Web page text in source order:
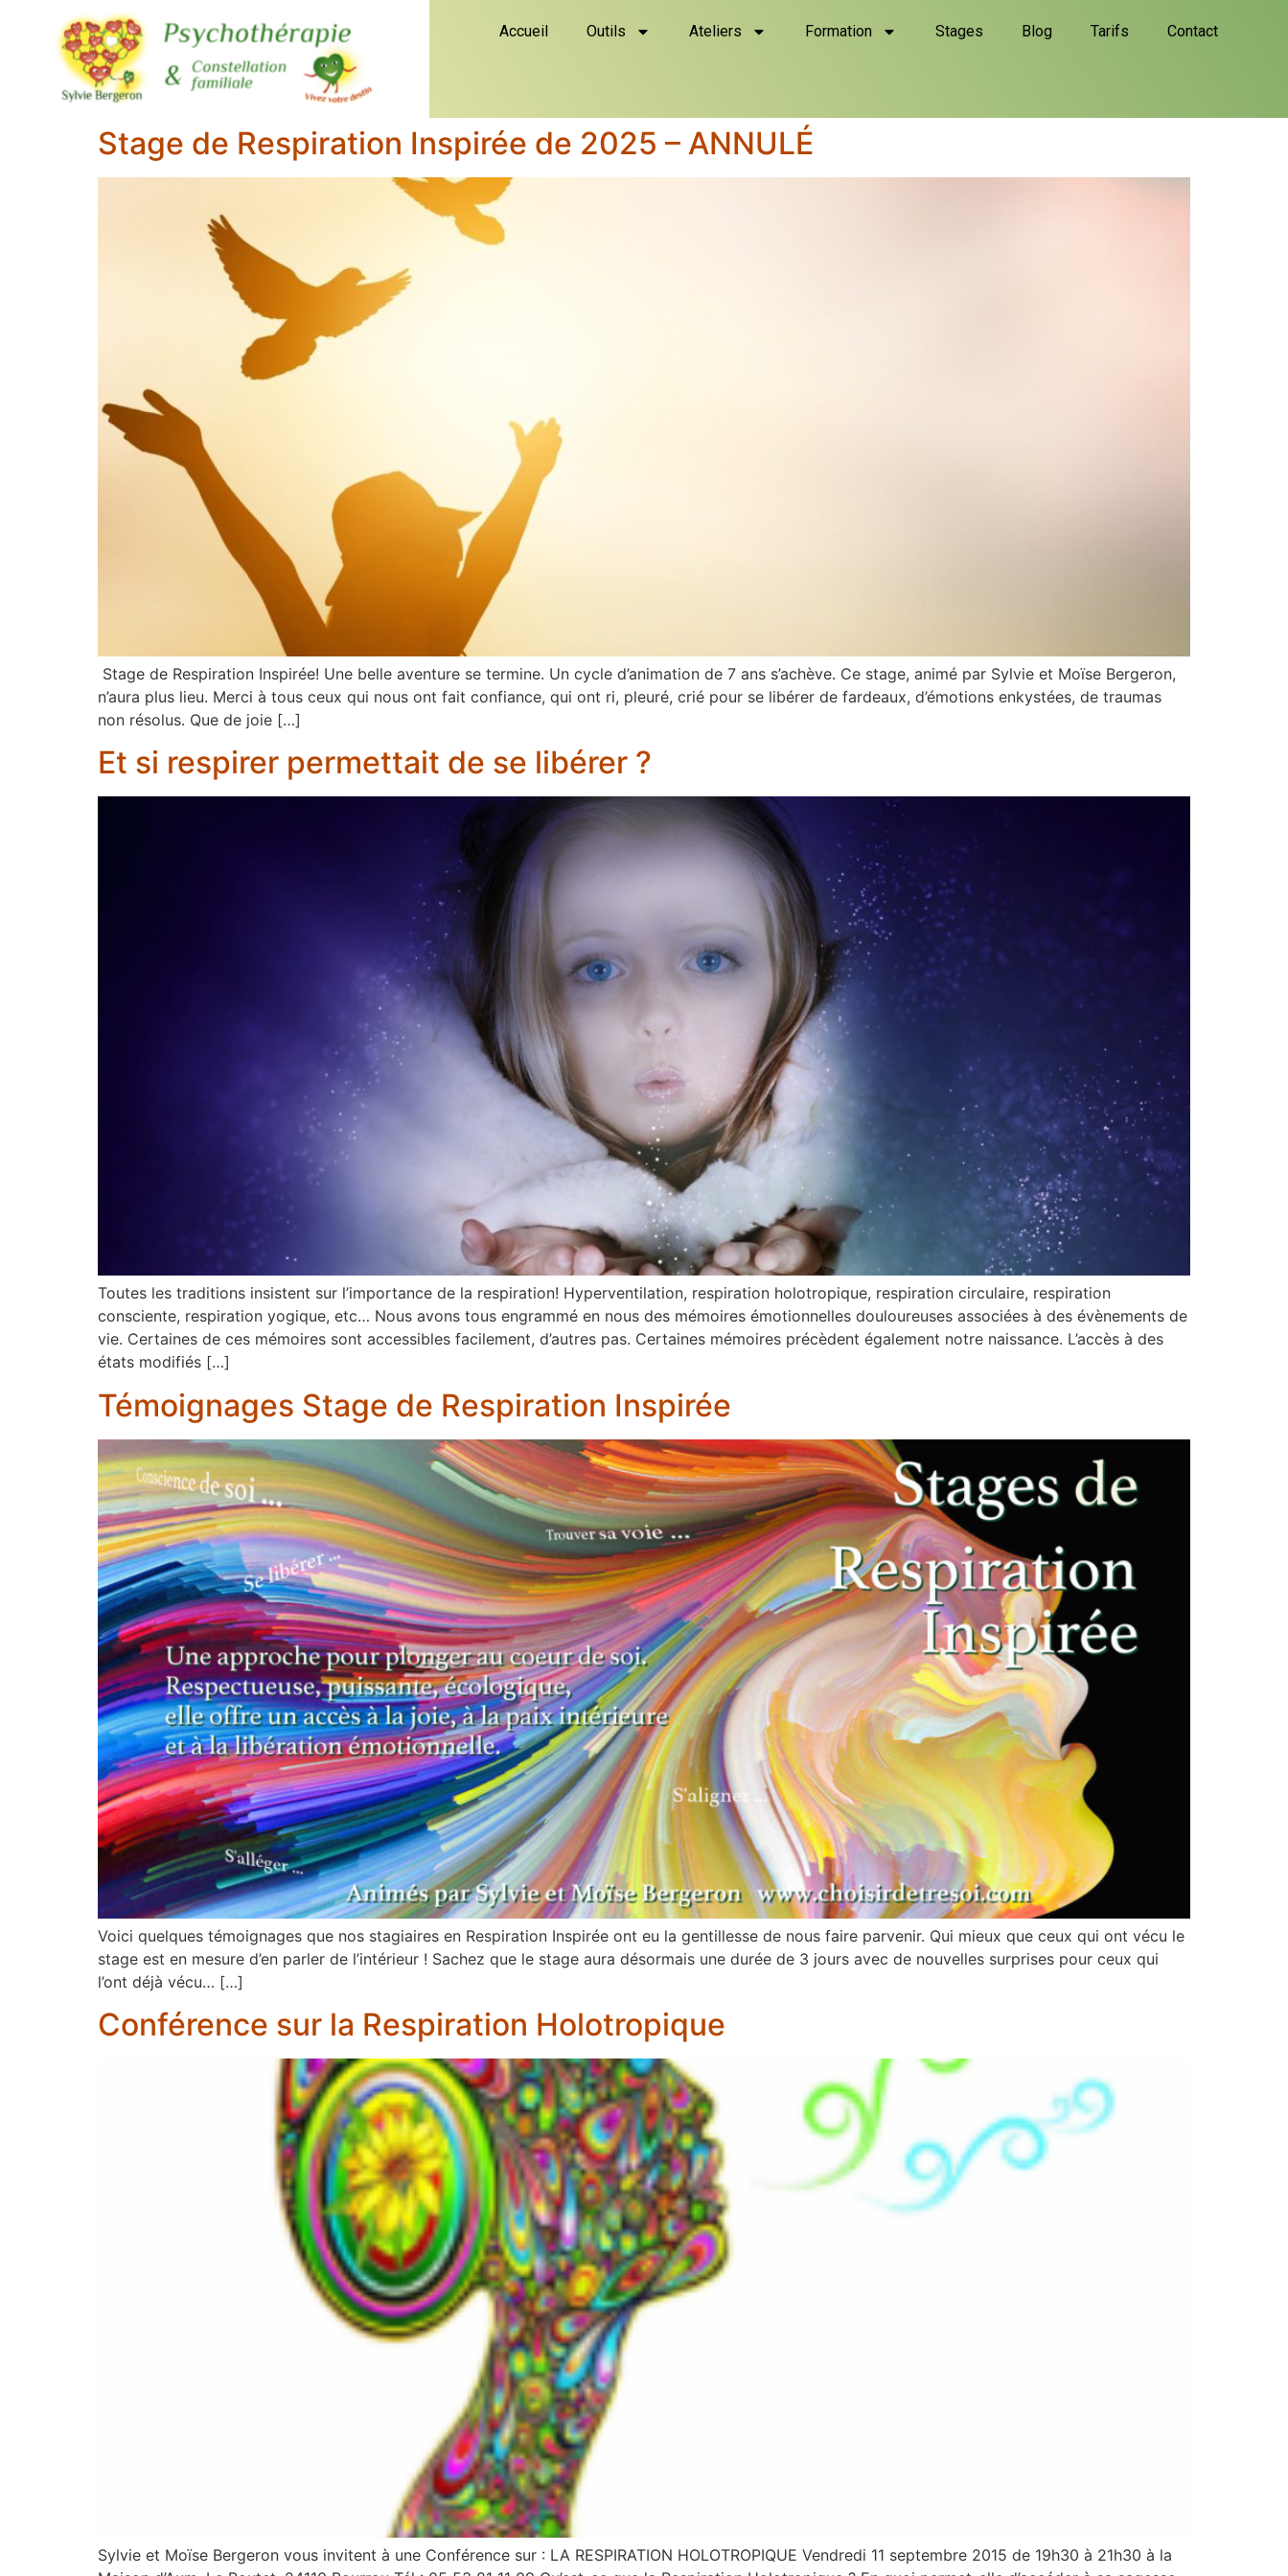
Accueil Outils Ateliers Formation Stages Blog Tarifs Contact
Stage de Respiration Inspirée de 2025 – ANNULÉ
Stage de Respiration Inspirée! Une belle aventure se termine. Un cycle d’animation de 7 ans s’achève. Ce stage, animé par Sylvie et Moïse Bergeron,
n’aura plus lieu. Merci à tous ceux qui nous ont fait confiance, qui ont ri, pleuré, crié pour se libérer de fardeaux, d’émotions enkystées, de traumas
non résolus. Que de joie […]
Et si respirer permettait de se libérer ?
Toutes les traditions insistent sur l’importance de la respiration! Hyperventilation, respiration holotropique, respiration circulaire, respiration
consciente, respiration yogique, etc… Nous avons tous engrammé en nous des mémoires émotionnelles douloureuses associées à des évènements de
vie. Certaines de ces mémoires sont accessibles facilement, d’autres pas. Certaines mémoires précèdent également notre naissance. L’accès à des
états modifiés […]
Témoignages Stage de Respiration Inspirée
Voici quelques témoignages que nos stagiaires en Respiration Inspirée ont eu la gentillesse de nous faire parvenir. Qui mieux que ceux qui ont vécu le
stage est en mesure d’en parler de l’intérieur ! Sachez que le stage aura désormais une durée de 3 jours avec de nouvelles surprises pour ceux qui
l’ont déjà vécu… […]
Conférence sur la Respiration Holotropique
Sylvie et Moïse Bergeron vous invitent à une Conférence sur : LA RESPIRATION HOLOTROPIQUE Vendredi 11 septembre 2015 de 19h30 à 21h30 à la